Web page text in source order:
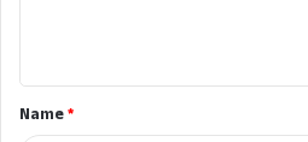
t
*Name*